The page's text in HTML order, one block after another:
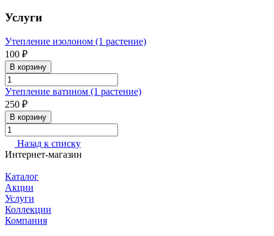
Услуги
Утепление изолоном (1 растение)
100 ₽
В корзину
Утепление ватином (1 растение)
250 ₽
В корзину
Назад к списку
Интернет-магазин
Каталог
Акции
Услуги
Коллекции
Компания